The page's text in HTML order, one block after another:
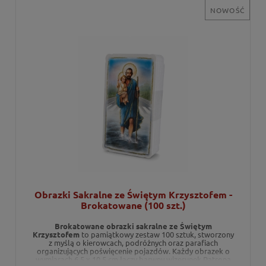
Obrazki Sakralne ze Świętym Krzysztofem -
Brokatowane (100 szt.)
Brokatowane obrazki sakralne ze Świętym
Krzysztofemto pamiątkowy zestaw 100 sztuk, stworzony
z myślą o kierowcach, podróżnych oraz parafiach
organizujących poświęcenie pojazdów. Każdy obrazek o
wymiarach 6,5 x 10,5 cm łączy barwny wizerunek Patrona
NOWOŚĆ